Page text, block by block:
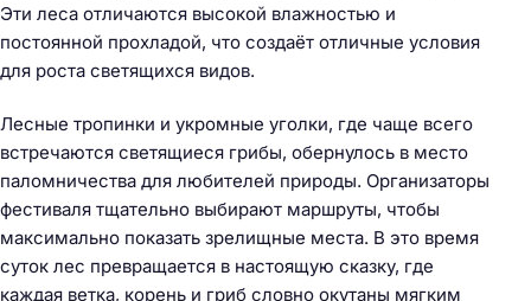
Эти леса отличаются высокой влажностью и
постоянной прохладой, что создаёт отличные условия
для роста светящихся видов.
Лесные тропинки и укромные уголки, где чаще всего
встречаются светящиеся грибы, обернулось в место
паломничества для любителей природы. Организаторы
фестиваля тщательно выбирают маршруты, чтобы
максимально показать зрелищные места. В это время
суток лес превращается в настоящую сказку, где
каждая ветка, корень и гриб словно окутаны мягким